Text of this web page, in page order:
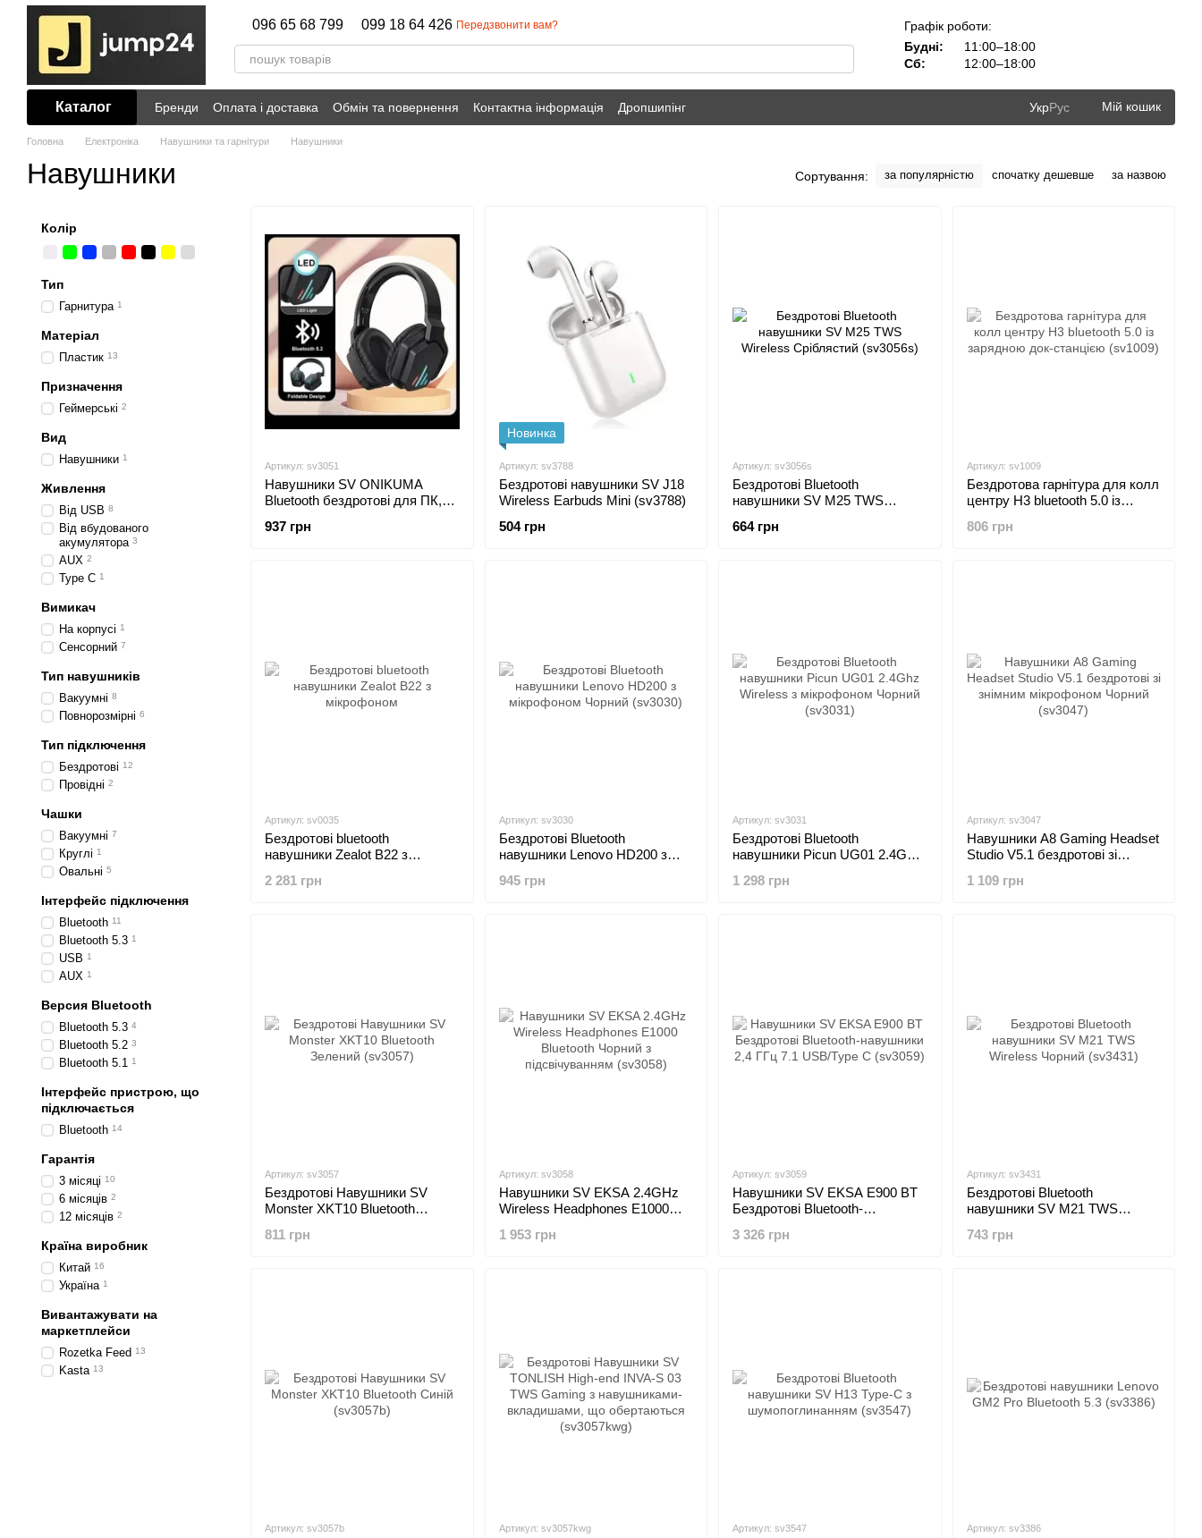
Перейти до основного контенту
096 65 68 799 099 18 64 426 Передзвонити вам?
Графік роботи:
Будні:
11:00–18:00
Сб:
12:00–18:00
Каталог Бренди Оплата і доставка Обмін та повернення Контактна інформація Дропшипінг УкрРус Мій кошик
Головна Електронiка Навушники та гарнітури Навушники
Навушники Сортування: за популярністю спочатку дешевше за назвою
Артикул: sv3051
Навушники SV ONIKUMA
Bluetooth бездротові для ПК,
Чорний (sv3051)
937 грн
Новинка
Артикул: sv3788
Бездротові навушники SV J18
Wireless Earbuds Mini (sv3788)
504 грн
Артикул: sv3056s
Бездротові Bluetooth
навушники SV M25 TWS
664 грн
Артикул: sv1009
Бездротова гарнітура для колл
центру H3 bluetooth 5.0 із
(sv1009)
806 грн
Артикул: sv0035
Бездротові bluetooth
навушники Zealot B22 з
2 281 грн
Артикул: sv3030
Бездротові Bluetooth
навушники Lenovo HD200 з
945 грн
Артикул: sv3031
Бездротові Bluetooth
навушники Picun UG01 2.4Ghz
(sv3031)
1 298 грн
Артикул: sv3047
Навушники A8 Gaming Headset
Studio V5.1 бездротові зі
(sv3047)
1 109 грн
Артикул: sv3057
Бездротові Навушники SV
Monster XKT10 Bluetooth
811 грн
Артикул: sv3058
Навушники SV EKSA 2.4GHz
Wireless Headphones E1000
підсвічуванням (sv3058)
1 953 грн
Артикул: sv3059
Навушники SV EKSA E900 BT
Бездротові Bluetooth-
USB/Type C (sv3059)
3 326 грн
Артикул: sv3431
Бездротові Bluetooth
навушники SV M21 TWS
743 грн
Артикул: sv3057b Артикул: sv3057kwg Артикул: sv3547 Артикул: sv3386
Колір
Тип
Гарнитура 1
Матеріал
Пластик 13
Призначення
Геймерські 2
Вид
Навушники 1
Живлення
Від USB 8
Від вбудованого
акумулятора 3
AUX 2
Type C 1
Вимикач
На корпусі 1
Сенсорний 7
Тип навушників
Вакуумні 8
Повнорозмірні 6
Тип підключення
Бездротові 12
Провідні 2
Чашки
Вакуумні 7
Круглі 1
Овальні 5
Інтерфейс підключення
Bluetooth 11
Bluetooth 5.3 1
USB 1
AUX 1
Версия Bluetooth
Bluetooth 5.3 4
Bluetooth 5.2 3
Bluetooth 5.1 1
Інтерфейс пристрою, що
підключається
Bluetooth 14
Гарантія
3 місяці 10
6 місяців 2
12 місяців 2
Країна виробник
Китай 16
Україна 1
Вивантажувати на
маркетплейси
Rozetka Feed 13
Kasta 13